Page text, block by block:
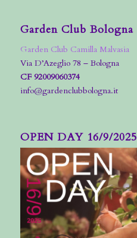
Garden Club Bologna
Garden Club Camilla Malvasia
Via D’Azeglio 78 – Bologna
CF 92009060374
info@gardenclubbologna.it
OPEN DAY 16/9/2025